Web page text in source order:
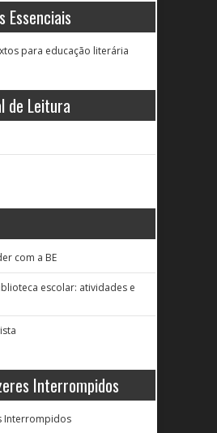
Essenciais
para educação literária
de Leitura
com a BE
escolar: atividades e
Interrompidos
Interrompidos